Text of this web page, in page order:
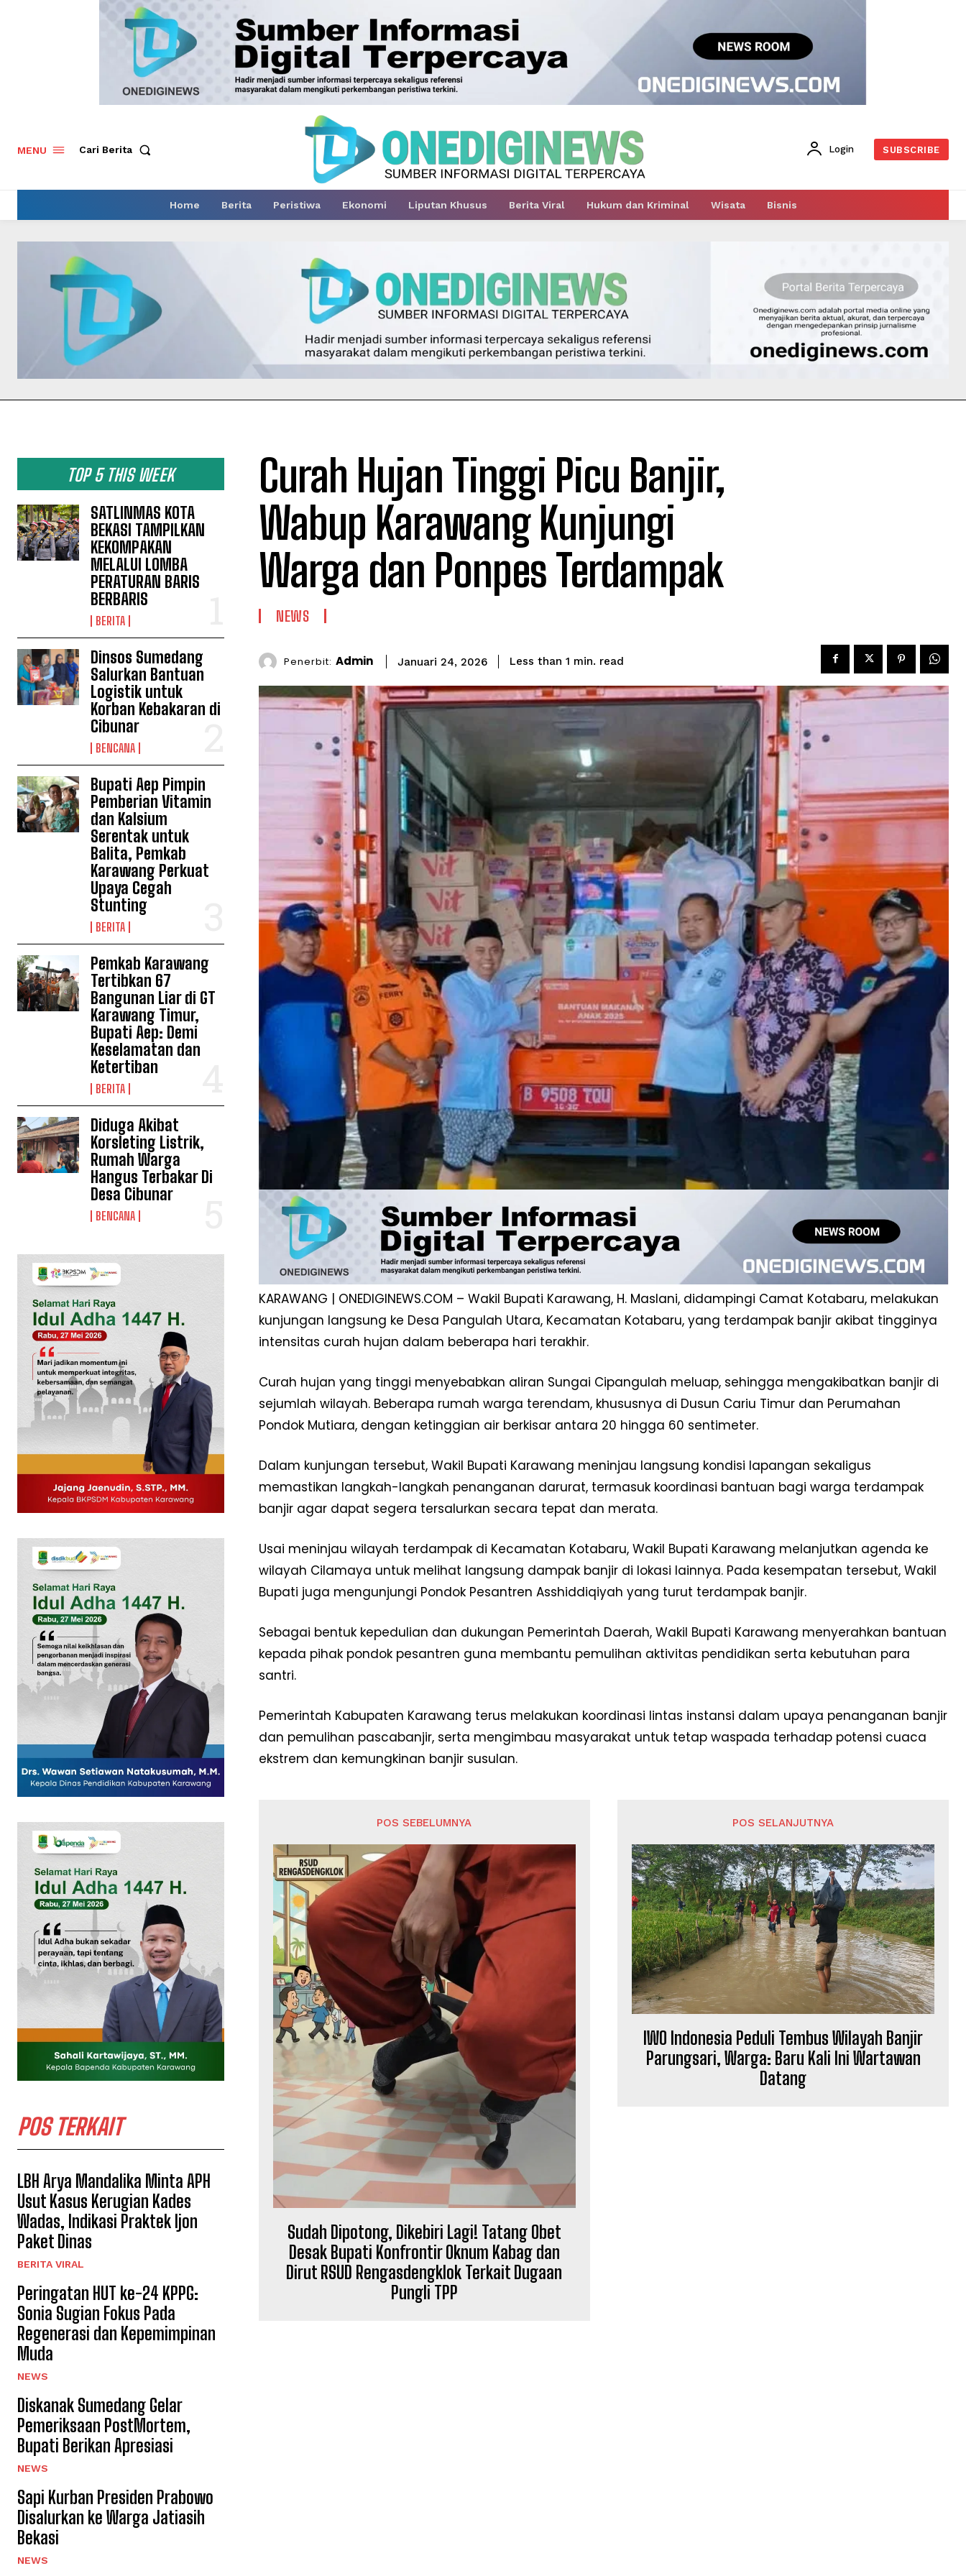
News Week
Magazine PRO
SUBSCRIBE NOW
Company
Disclaimer
Kontak Kami
Pedoman Media Siber
Tentang Kami
MENU Cari Berita Login SUBSCRIBE
Home Berita Peristiwa Ekonomi Liputan Khusus Berita Viral Hukum dan Kriminal Wisata Bisnis
TOP 5 THIS WEEK
SATLINMAS KOTA
BEKASI TAMPILKAN
KEKOMPAKAN
MELALUI LOMBA
PERATURAN BARIS
BERBARIS
BERITA
Dinsos Sumedang
Salurkan Bantuan
Logistik untuk
Korban Kebakaran di
Cibunar
BENCANA
Bupati Aep Pimpin
Pemberian Vitamin
dan Kalsium
Serentak untuk
Balita, Pemkab
Karawang Perkuat
Upaya Cegah
Stunting
BERITA
Pemkab Karawang
Tertibkan 67
Bangunan Liar di GT
Karawang Timur,
Bupati Aep: Demi
Keselamatan dan
Ketertiban
BERITA
Diduga Akibat
Korsleting Listrik,
Rumah Warga
Hangus Terbakar Di
Desa Cibunar
BENCANA
POS TERKAIT
LBH Arya Mandalika Minta APH
Usut Kasus Kerugian Kades
Wadas, Indikasi Praktek Ijon
Paket Dinas
BERITA VIRAL
Peringatan HUT ke-24 KPPG:
Sonia Sugian Fokus Pada
Regenerasi dan Kepemimpinan
Muda
NEWS
Diskanak Sumedang Gelar
Pemeriksaan PostMortem,
Bupati Berikan Apresiasi
NEWS
Sapi Kurban Presiden Prabowo
Disalurkan ke Warga Jatiasih
Bekasi
NEWS
Curah Hujan Tinggi Picu Banjir,
Wabup Karawang Kunjungi
Warga dan Ponpes Terdampak
NEWS
Penerbit: Admin Januari 24, 2026 Less than 1 min. read
KARAWANG | ONEDIGINEWS.COM – Wakil Bupati Karawang, H. Maslani, didampingi Camat Kotabaru, melakukan
kunjungan langsung ke Desa Pangulah Utara, Kecamatan Kotabaru, yang terdampak banjir akibat tingginya
intensitas curah hujan dalam beberapa hari terakhir.
Curah hujan yang tinggi menyebabkan aliran Sungai Cipangulah meluap, sehingga mengakibatkan banjir di
sejumlah wilayah. Beberapa rumah warga terendam, khususnya di Dusun Cariu Timur dan Perumahan
Pondok Mutiara, dengan ketinggian air berkisar antara 20 hingga 60 sentimeter.
Dalam kunjungan tersebut, Wakil Bupati Karawang meninjau langsung kondisi lapangan sekaligus
memastikan langkah-langkah penanganan darurat, termasuk koordinasi bantuan bagi warga terdampak
banjir agar dapat segera tersalurkan secara tepat dan merata.
Usai meninjau wilayah terdampak di Kecamatan Kotabaru, Wakil Bupati Karawang melanjutkan agenda ke
wilayah Cilamaya untuk melihat langsung dampak banjir di lokasi lainnya. Pada kesempatan tersebut, Wakil
Bupati juga mengunjungi Pondok Pesantren Asshiddiqiyah yang turut terdampak banjir.
Sebagai bentuk kepedulian dan dukungan Pemerintah Daerah, Wakil Bupati Karawang menyerahkan bantuan
kepada pihak pondok pesantren guna membantu pemulihan aktivitas pendidikan serta kebutuhan para
santri.
Pemerintah Kabupaten Karawang terus melakukan koordinasi lintas instansi dalam upaya penanganan banjir
dan pemulihan pascabanjir, serta mengimbau masyarakat untuk tetap waspada terhadap potensi cuaca
ekstrem dan kemungkinan banjir susulan.
POS SEBELUMNYA
Sudah Dipotong, Dikebiri Lagi! Tatang Obet
Desak Bupati Konfrontir Oknum Kabag dan
Dirut RSUD Rengasdengklok Terkait Dugaan
Pungli TPP
POS SELANJUTNYA
IWO Indonesia Peduli Tembus Wilayah Banjir
Parungsari, Warga: Baru Kali Ini Wartawan
Datang